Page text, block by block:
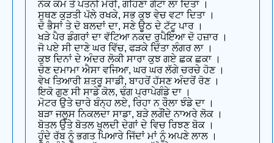
ਨੇਕ ਕੰਮ ਤੇ ਪਤਨੀ ਮੇਰੀ, ਗਹਿਣਾ ਗੱਟਾ ਲਾ ਦਿਤਾ ।
ਸੁਥਣ ਕੁੜਤੀ ਪੱਲੇ ਰਖਕੇ, ਸਭ ਕੁਝ ਵੇਚ ਵਟਾ ਦਿਤਾ ।
ਦੋ ਭੈਸਾਂ ਤੇ ਦੋ ਬਲਦਾਂ ਦਾ, ਸਣੇ ਊਠ ਦੇ ਟੱਟੂ ਪਾਰ ।
ਖੜੇ ਪੈਰ ਡੰਗਰਾਂ ਦਾ ਵੱਟਿਆ ਨਕਦ ਰੁਪੈਇਆ ਦੋ ਹਜ਼ਾਰ ।
ਜੋ ਪਏ ਸੀ ਦਾਣੇ ਘਰ ਵਿੱਚ, ਫੜਕੇ ਦਿੱਤਾ ਲੰਗਰ ਲਾ ।
ਕੁਝ ਦਿਨਾਂ ਦੇ ਅੰਦਰ ਲੋਕੀ ਸਾਰਾ ਕੁਝ ਗਏ ਛਕ ਛਕਾ ।
ਚੋਣ ਦਮਾਮਾ ਐਸਾ ਵਜਿਆ, ਘਰ ਘਰ ਲੱਗੇ ਚਰਚੇ ਹੋਣ ।
ਵੇਖ ਤਿਆਰੀ ਸ਼ਤਰੂ ਸਾਡੀ, ਬਾਹਰੋਂ ਹੱਸਣ ਅੰਦਰੋਂ ਰੋਣ ।
ਇਕੋ ਗੁਣ ਸੀ ਸਾਡੇ ਕੋਲ, ਢੰਗ ਪ੍ਰਾਪੇਗੰਡੇ ਦਾ ।
ਮੋਟਰ ਉਤੇ ਚਾਰੇ ਬੰਨ੍ਹ ਲਏ, ਰਿਹਾ ਨ ਰੌਲਾ ਝੰਡੇ ਦਾ ।
ਬੜਾ ਜਲੂਸ ਨਿਕਲਦਾ ਸਾਡਾ, ਬੜੇ ਲਗੌਂਦੇ ਨਾਅਰੇ ਲੋਕ ।
ਬੋਤਲ ਉਤੇ ਬੋਤਲ ਖੁਲਦੀ ਦੇਗਾਂ ਦੇ ਵਿਚ ਰਿਝਣ ਬੋਕ ।
ਹੁੰਦੇ ਰੱਬ ਨੂੰ ਭਗਤ ਪਿਆਰੇ ਜਿੱਦਾਂ ਮਾਂ ਨੂੰ ਅਪਣੇ ਲਾਲ ।